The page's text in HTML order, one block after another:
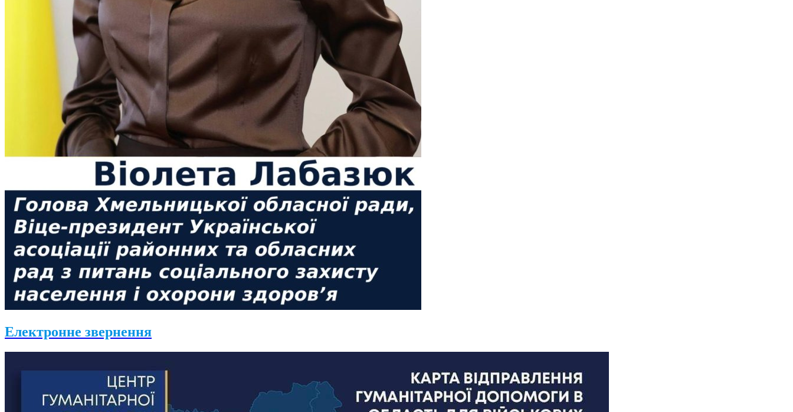
Електронне звернення